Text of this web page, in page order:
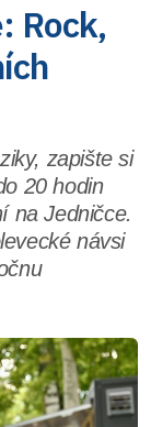
Rock,
zapište si
20 hodin
na Jedničce.
návsi